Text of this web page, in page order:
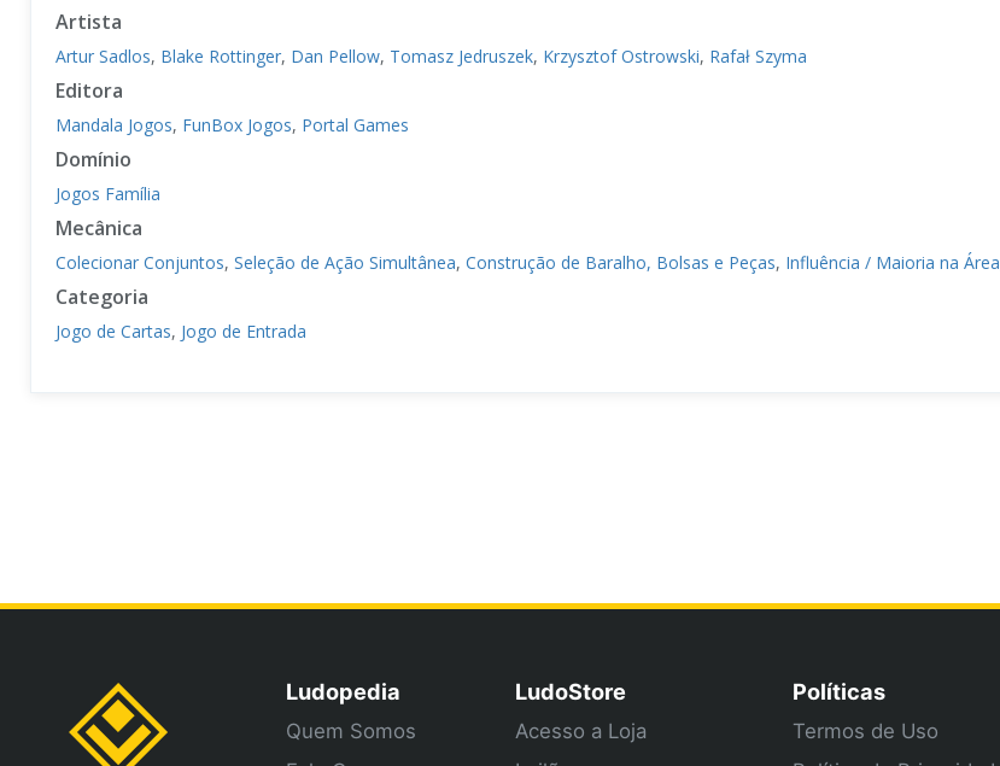
Artista
Artur Sadlos, Blake Rottinger, Dan Pellow, Tomasz Jedruszek, Krzysztof Ostrowski, Rafał Szyma
Editora
Mandala Jogos, FunBox Jogos, Portal Games
Domínio
Jogos Família
Mecânica
Colecionar Conjuntos, Seleção de Ação Simultânea, Construção de Baralho, Bolsas e Peças, Influência / Maioria na Área
Categoria
Jogo de Cartas, Jogo de Entrada
Ludopedia
Quem Somos
LudoStore
Acesso a Loja
Políticas
Termos de Uso